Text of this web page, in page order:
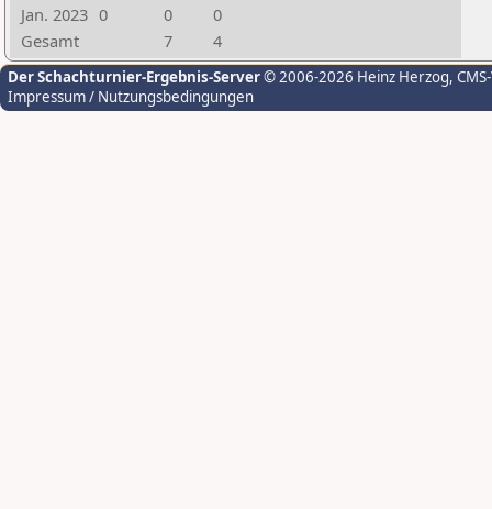
Jan. 2023 0 0
0
Gesamt
7 4
Der Schachturnier-Ergebnis-Server© 2006-2026 Heinz Herzog,
Impressum / Nutzungsbedingungen